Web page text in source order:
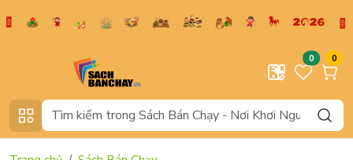
0 0